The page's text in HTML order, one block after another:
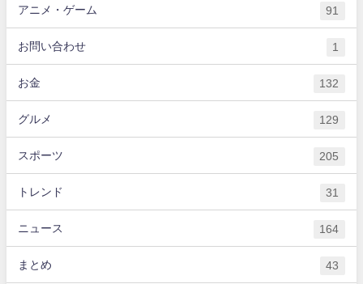
アニメ・ゲーム 91
お問い合わせ 1
お金 132
グルメ 129
スポーツ 205
トレンド 31
ニュース 164
まとめ 43